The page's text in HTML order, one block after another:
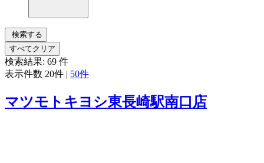
検索する
すべてクリア
検索結果: 69 件
表示件数 20件 | 50件
マツモトキヨシ東長崎駅南口店